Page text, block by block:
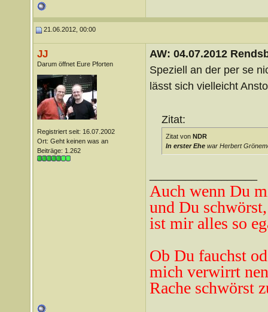
21.06.2012, 00:00
JJ
Darum öffnet Eure Pforten
Registriert seit: 16.07.2002
Ort: Geht keinen was an
Beiträge: 1.262
AW: 04.07.2012
Speziell an der per se
lässt sich vielleicht
Zitat:
Zitat von NDR
In erster Ehe war Herbert
Auch wenn Du
und Du
ist mir alles so
Ob Du fauchst
mich verwirrt ne
Rache schwörst